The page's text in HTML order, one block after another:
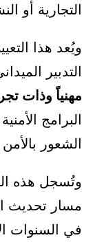
التجارية أو
ويُعد هذا
التدبير
مهنياً وذات
البرامج
الشعور
وتُسجل هذه
مسار تحديث
في السنوات